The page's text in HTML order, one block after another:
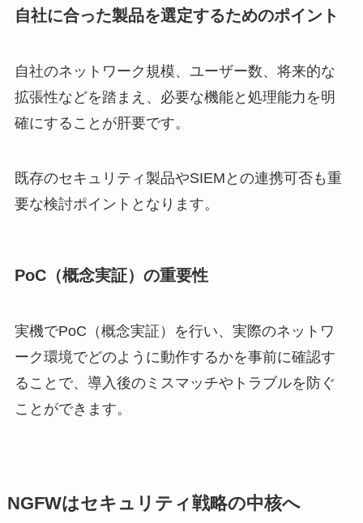
自社に合った製品を選定するためのポイント
自社のネットワーク規模、ユーザー数、将来的な
拡張性などを踏まえ、必要な機能と処理能力を明
確にすることが肝要です。
既存のセキュリティ製品やSIEMとの連携可否も重
要な検討ポイントとなります。
PoC（概念実証）の重要性
実機でPoC（概念実証）を行い、実際のネットワ
ーク環境でどのように動作するかを事前に確認す
ることで、導入後のミスマッチやトラブルを防ぐ
ことができます。
NGFWはセキュリティ戦略の中核へ